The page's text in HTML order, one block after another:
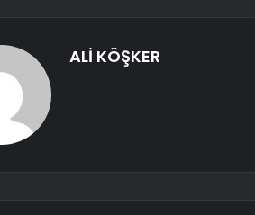
ALİ KÖŞKER